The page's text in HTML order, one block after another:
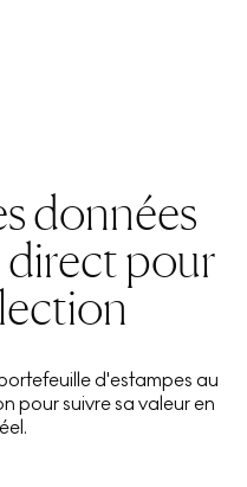
données
direct pour
d'estampes au
pour suivre sa valeur en